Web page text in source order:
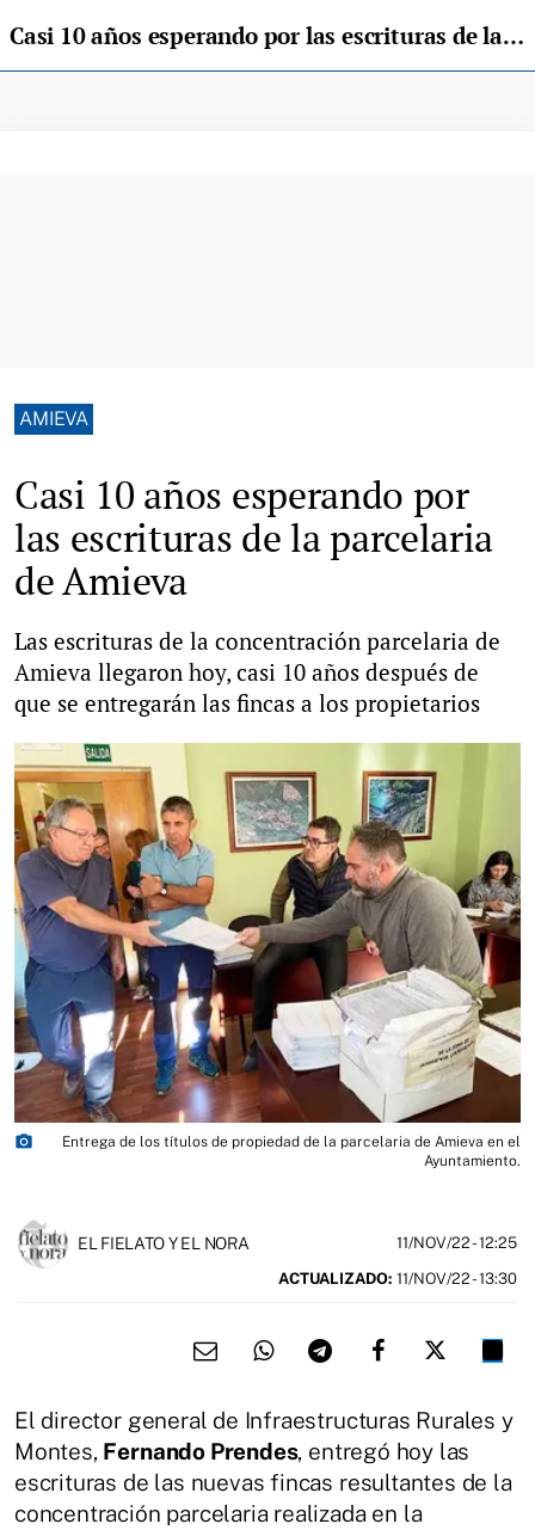
Casi 10 años esperando por las escrituras de la parcelaria de Amieva
AMIEVA
Casi 10 años esperando por
las escrituras de la parcelaria
de Amieva
Las escrituras de la concentración parcelaria de
Amieva llegaron hoy, casi 10 años después de
que se entregarán las fincas a los propietarios
photo_camera
Entrega de los títulos de propiedad de la parcelaria de Amieva en el
Ayuntamiento.
EL FIELATO Y EL NORA 11/NOV/22- 12:25
ACTUALIZADO: 11/NOV/22 - 13:30
El director general de Infraestructuras Rurales y
Montes, Fernando Prendes, entregó hoy las
escrituras de las nuevas fincas resultantes de la
concentración parcelaria realizada en la